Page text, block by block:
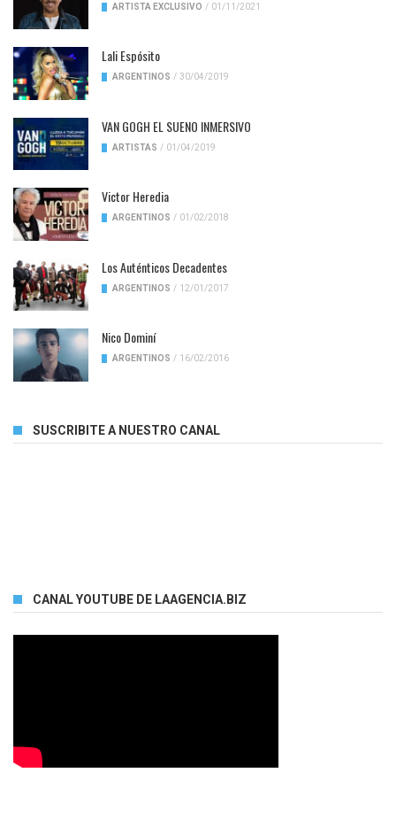
ARTISTA EXCLUSIVO / 01/11/2021
Lali Espósito
ARGENTINOS / 30/04/2019
VAN GOGH EL SUENO INMERSIVO
ARTISTAS / 01/04/2019
Victor Heredia
ARGENTINOS / 01/02/2018
Los Auténticos Decadentes
ARGENTINOS / 12/01/2017
Nico Dominí
ARGENTINOS / 16/02/2016
SUSCRIBITE A NUESTRO CANAL
CANAL YOUTUBE DE LAAGENCIA.BIZ